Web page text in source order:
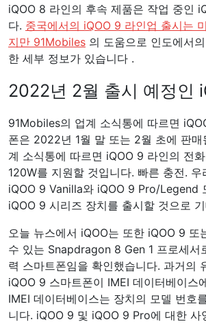
iQOO 8 라인의 후속 제품은 작업 중인
다. 중국에서의 iQOO 9 라인업 출시는
지만 91Mobiles 의 도움으로 인도에서
한 세부 정보가 있습니다 .
2022년 2월 출시 예정인
91Mobiles의 업계 소식통에 따르면
폰은 2022년 1월 말 또는 2월 초에 판매
계 소식통에 따르면 iQOO 9 라인의 전
120W를 지원할 것입니다. 빠른 충전. 우
iQOO 9 Vanilla와 iQOO 9 Pro/Legend
iQOO 9 시리즈 장치를 출시할 것으로
오늘 뉴스에서 iQOO는 또한 iQOO 9 또
수 있는 Snapdragon 8 Gen 1 프로세서
력 스마트폰임을 확인했습니다. 과거의
iQOO 9 스마트폰이 IMEI 데이터베이스
IMEI 데이터베이스는 장치의 모델 번호
니다. iQOO 9 및 iQOO 9 Pro에 대한 사